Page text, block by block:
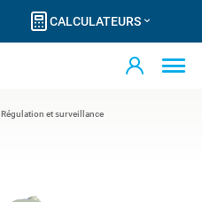
CALCULATEURS
Régulation et surveillance